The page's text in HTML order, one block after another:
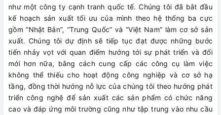
như một công ty cạnh tranh quốc tế. Chúng tôi đã bắt đầu
kế hoạch sản xuất tối ưu của mình theo hệ thống ba cực
gồm “Nhật Bản”, “Trung Quốc” và “Việt Nam” làm cơ sở sản
xuất. Chúng tôi dự định sẽ tiếp tục đạt được những bước
tiến nhảy vọt với quan điểm hướng tới sự phát triển và đổi
mới hơn nữa, bằng cách cung cấp các công cụ làm việc
không thể thiếu cho hoạt động công nghiệp và cơ sở hạ
tầng, đồng thời hướng nỗ lực của chúng tôi theo hướng phát
triển công nghệ để sản xuất các sản phẩm có chức năng
cao và đáp ứng môi trường cũng như tập trung vào nhu cầu